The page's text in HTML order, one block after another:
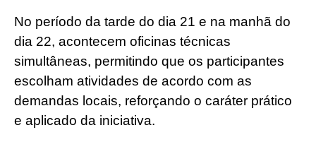
No período da tarde do dia 21 e na manhã do
dia 22, acontecem oficinas técnicas
simultâneas, permitindo que os participantes
escolham atividades de acordo com as
demandas locais, reforçando o caráter prático
e aplicado da iniciativa.